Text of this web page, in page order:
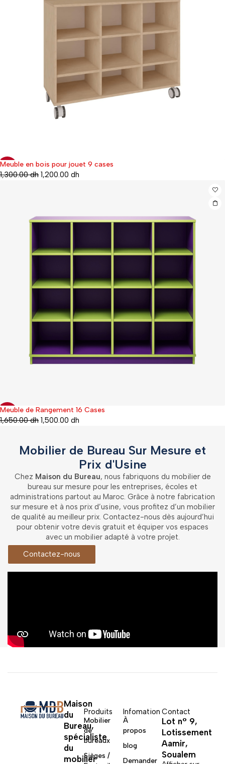
-8%
Meuble en bois pour jouet 9 cases
1,300.00dh 1,200.00 dh
-9%
Meuble de Rangement 16 Cases
1,650.00dh 1,500.00 dh
Mobilier de Bureau Sur Mesure et
Prix d'Usine
Chez Maison du Bureau, nous fabriquons du mobilier de
bureau sur mesure pour les entreprises, écoles et
administrations partout au Maroc. Grâce à notre fabrication
sur mesure et à nos prix d’usine, vous profitez d’un mobilier
de qualité au meilleur prix. Contactez-nous dès aujourd’hui
pour obtenir votre devis gratuit et équiper vos espaces
avec un mobilier adapté à votre projet.
Contactez-nous
Maison
du
Bureau,
spécialiste
du
mobilier
Produits
Mobilier
de
bureaux
Sièges /
Infomation
À
propos
blog
Demander
Contact
Lot n° 9,
Lotissement
Aamir,
Soualem